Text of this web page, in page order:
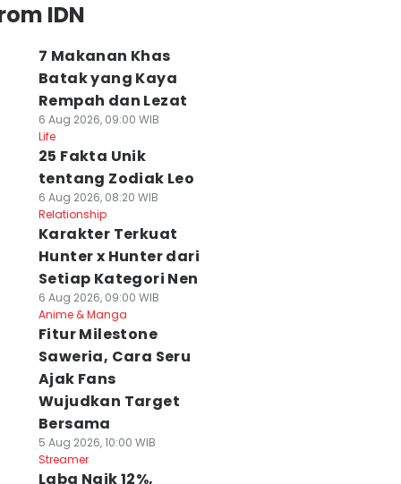
IDN
7 Makanan Khas
Batak yang Kaya
Rempah dan Lezat
6 Aug 2026, 09:00 WIB
Life
25 Fakta Unik
tentang Zodiak Leo
6 Aug 2026, 08:20 WIB
Relationship
Karakter Terkuat
Hunter x Hunter dari
Setiap Kategori Nen
6 Aug 2026, 09:00 WIB
Anime & Manga
Fitur Milestone
Saweria, Cara Seru
Ajak Fans
Wujudkan Target
Bersama
5 Aug 2026, 10:00 WIB
Streamer
Laba Naik 12%,